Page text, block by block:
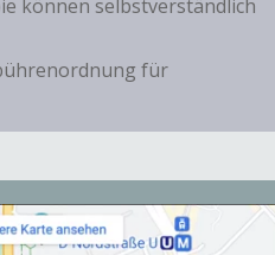
können selbstverständlich
für